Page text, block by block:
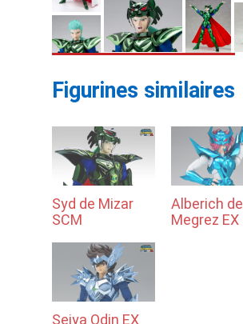
Figurines similaires
Syd de Mizar
SCM
Alberich de
Megrez EX
Seiya Odin EX